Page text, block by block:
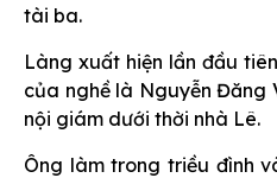
tài ba.
Làng xuất hiện lần đầu
của nghề là Nguyễn Đăng
nội giám dưới thời nhà Lê.
Ông làm trong triều đình